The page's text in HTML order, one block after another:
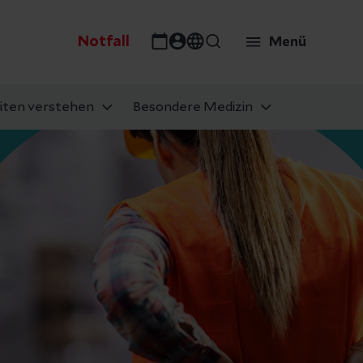
Notfall Menü
verstehen Besondere Medizin